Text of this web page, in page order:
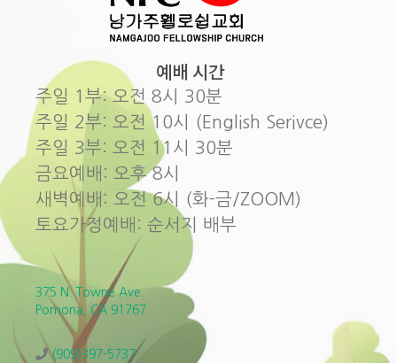
예배 시간
주일 1부: 오전 8시 30분
주일 2부: 오전 10시 (English Serivce)
주일 3부: 오전 11시 30분
금요예배: 오후 8시
새벽예배: 오전 6시 (화-금/ZOOM)
토요가정예배: 순서지 배부
375 N. Towne Ave.
Pomona, CA 91767
(909)397-5737